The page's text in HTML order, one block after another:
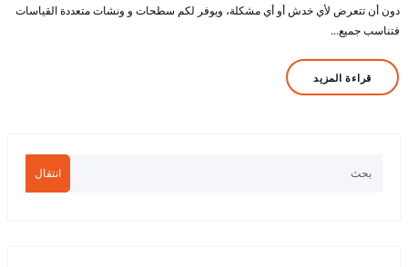
دون أن تتعرض لأي خدش أو أي مشكلة، ويوفر لكم سطحات و ونشات متعددة القياسات
فتناسب جميع…
قراءة المزيد
انتقال